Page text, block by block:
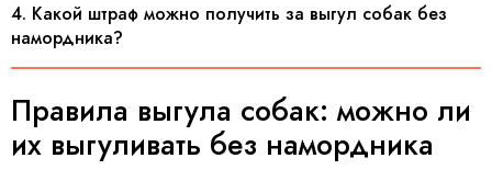
4. Какой штраф можно получить за выгул собак без
намордника?
Правила выгула собак: можно ли
их выгуливать без намордника